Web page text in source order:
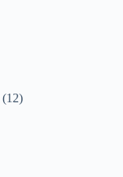
12